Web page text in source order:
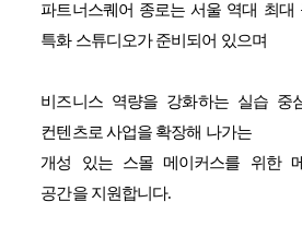
파트너스퀘어 종로는 서울 역대 최대
특화 스튜디오가 준비되어 있으며
비즈니스 역량을 강화하는 실습 중
컨텐츠로 사업을 확장해 나가는
개성 있는 스몰메이커스를 위한
공간을 지원합니다.